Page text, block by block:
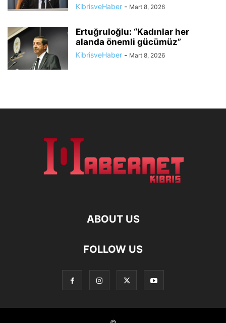
KibrisveHaber - Mart 8, 2026
Ertuğruloğlu: “Kadınlar her
alanda önemli gücümüz”
KibrisveHaber - Mart 8, 2026
ABOUT US
FOLLOW US